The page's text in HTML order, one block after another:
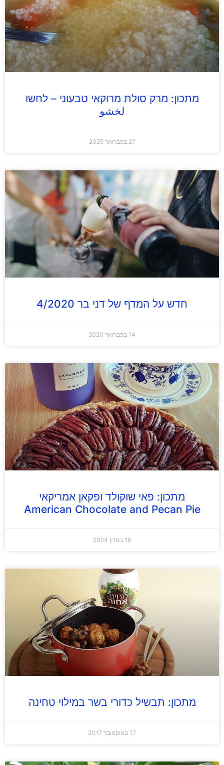
מתכון: מרק סולת מרוקאי טבעוני – לחשו
لخشو
27 בפברואר 2025
חדש על המדף של דני בר 4/2020
14 בפברואר 2020
מתכון: פאי שוקולד ופקאן אמריקאי
American Chocolate and Pecan Pie
16 במרץ 2024
מתכון: תבשיל כדורי בשר במילוי טחינה
17 באוקטובר 2017